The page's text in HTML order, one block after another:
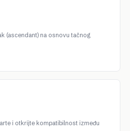
(ascendant) na osnovu tačnog
i otkrijte kompatibilnost između